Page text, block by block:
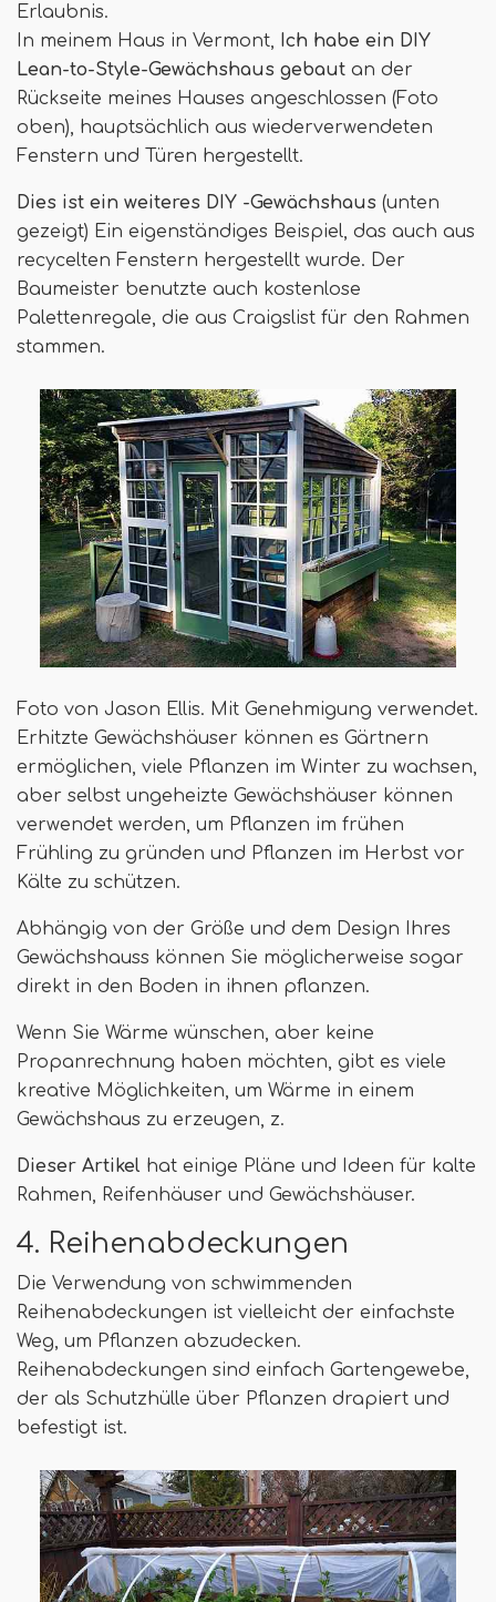
Erlaubnis.
In meinem Haus in Vermont, Ich habe ein DIY
Lean-to-Style-Gewächshaus gebaut an der
Rückseite meines Hauses angeschlossen (Foto
oben), hauptsächlich aus wiederverwendeten
Fenstern und Türen hergestellt.
Dies ist ein weiteres DIY -Gewächshaus (unten
gezeigt) Ein eigenständiges Beispiel, das auch aus
recycelten Fenstern hergestellt wurde. Der
Baumeister benutzte auch kostenlose
Palettenregale, die aus Craigslist für den Rahmen
stammen.
Foto von Jason Ellis. Mit Genehmigung verwendet.
Erhitzte Gewächshäuser können es Gärtnern
ermöglichen, viele Pflanzen im Winter zu wachsen,
aber selbst ungeheizte Gewächshäuser können
verwendet werden, um Pflanzen im frühen
Frühling zu gründen und Pflanzen im Herbst vor
Kälte zu schützen.
Abhängig von der Größe und dem Design Ihres
Gewächshauss können Sie möglicherweise sogar
direkt in den Boden in ihnen pflanzen.
Wenn Sie Wärme wünschen, aber keine
Propanrechnung haben möchten, gibt es viele
kreative Möglichkeiten, um Wärme in einem
Gewächshaus zu erzeugen, z.
Dieser Artikel hat einige Pläne und Ideen für kalte
Rahmen, Reifenhäuser und Gewächshäuser.
4. Reihenabdeckungen
Die Verwendung von schwimmenden
Reihenabdeckungen ist vielleicht der einfachste
Weg, um Pflanzen abzudecken.
Reihenabdeckungen sind einfach Gartengewebe,
der als Schutzhülle über Pflanzen drapiert und
befestigt ist.